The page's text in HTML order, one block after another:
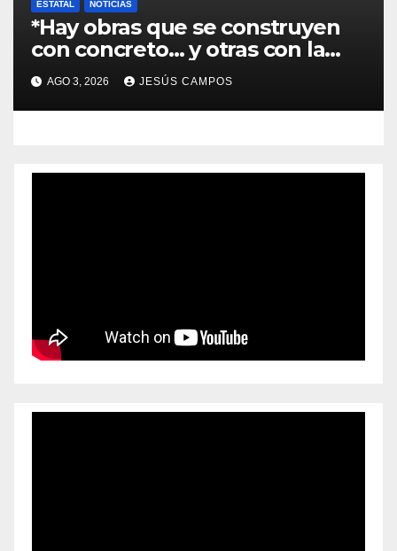
ESTATAL NOTICIAS
*Hay obras que se construyen
con concreto… y otras con la
convicción de brindar una
mejor atención a quienes más
lo necesitan.*
AGO 3, 2026 JESÚS CAMPOS